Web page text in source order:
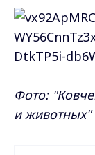
Фото: "
и животных"